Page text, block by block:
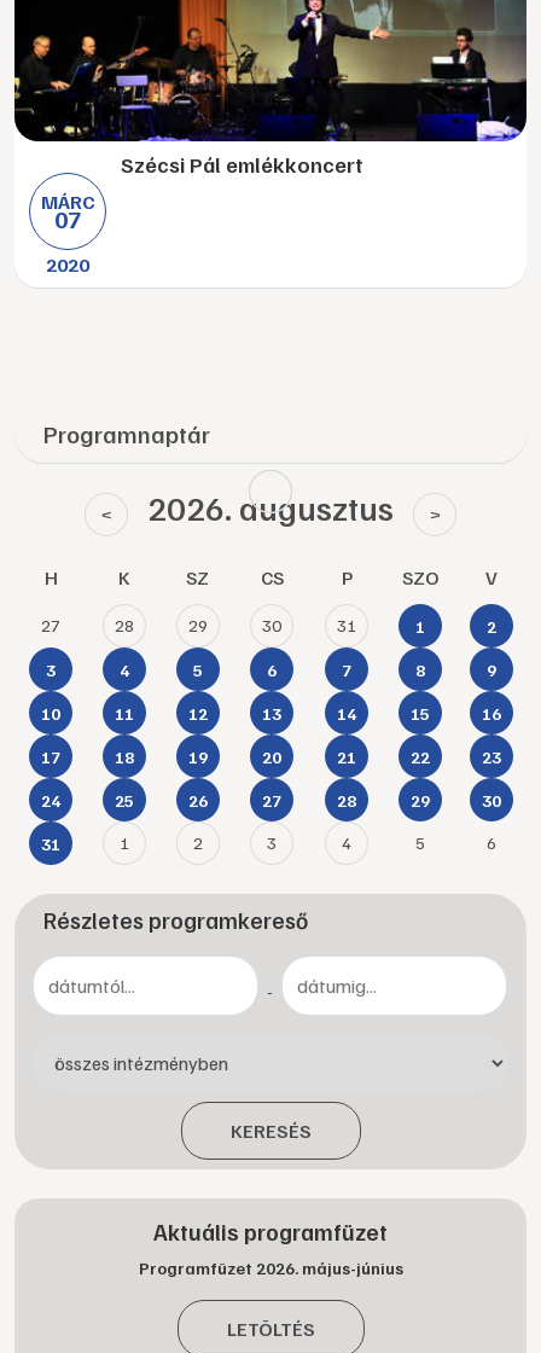
MÁRC
07
2020
Szécsi Pál emlékkoncert
Programnaptár
< 2026. augusztus >
H K SZ CS P SZO V
27 28 29 30 31 1 2
3 4 5 6 7 8 9
10 11 12 13 14 15 16
17 18 19 20 21 22 23
24 25 26 27 28 29 30
31 1 2 3 4 5 6
Részletes programkereső
-
KERESÉS
Aktuális programfüzet
Programfüzet 2026. május-június
LETÖLTÉS